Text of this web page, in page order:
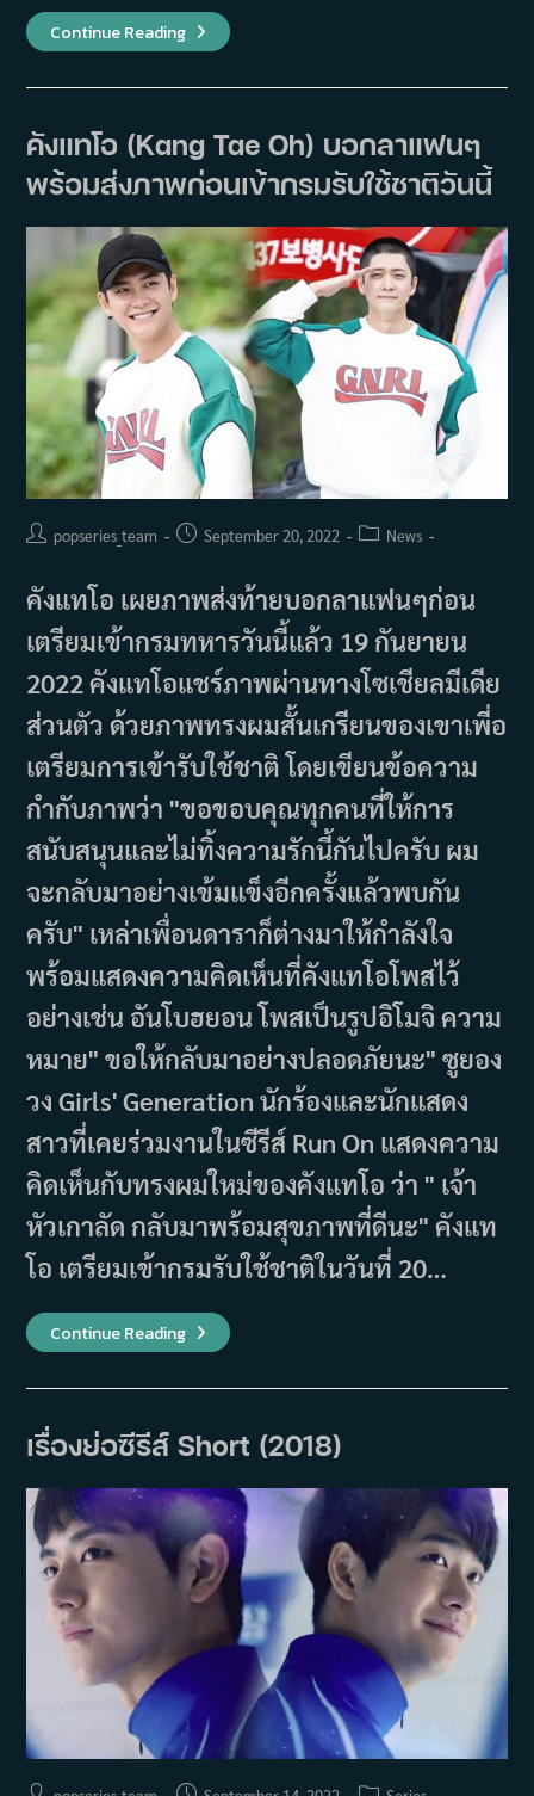
Continue Reading10
สิ่ง
ต้อง
คังแท
โอ
(Kang
Tae
Oh)
คังแทโอ (Kang Tae Oh) บอกลาแฟนๆ
พร้อมส่งภาพก่อนเข้ากรมรับใช้ชาติวันนี้
Postpopseries_team
PostSeptember 20, 2022
PostNews
คังแทโอ เผยภาพส่งท้ายบอกลาแฟนๆก่อน
เตรียมเข้ากรมทหารวันนี้แล้ว 19 กันยายน
2022 คังแทโอแชร์ภาพผ่านทางโซเชียลมีเดีย
ส่วนตัว ด้วยภาพทรงผมสั้นเกรียนของเขาเพี่อ
เตรียมการเข้ารับใช้ชาติ โดยเขียนข้อความ
กำกับภาพว่า "ขอขอบคุณทุกคนที่ให้การ
สนับสนุนและไม่ทิ้งความรักนี้กันไปครับ ผม
จะกลับมาอย่างเข้มแข็งอีกครั้งแล้วพบกัน
ครับ" เหล่าเพื่อนดาราก็ต่างมาให้กำลังใจ
พร้อมแสดงความคิดเห็นที่คังแทโอโพสไว้
อย่างเช่น อันโบฮยอน โพสเป็นรูปอิโมจิ ความ
หมาย" ขอให้กลับมาอย่างปลอดภัยนะ" ซูยอง
วง Girls' Generation นักร้องและนักแสดง
สาวที่เคยร่วมงานในซีรีส์ Run On แสดงความ
คิดเห็นกับทรงผมใหม่ของคังแทโอ ว่า " เจ้า
หัวเกาลัด กลับมาพร้อมสุขภาพที่ดีนะ" คังแท
โอ เตรียมเข้ากรมรับใช้ชาติในวันที่ 20…
Continue Readingคังแท
โอ
Oh)
ลา
แฟนๆ
พร้อม
ภาพ
ก่อน
เข้า
กรม
รับ
ใช้
ชาติ
เรื่องย่อซีรีส์ Short (2018)